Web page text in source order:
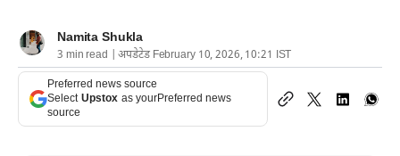
Namita Shukla
3 min read | अपडेटेड February 10, 2026, 10:21 IST
Preferred news source
Select Upstox as yourPreferred news
source